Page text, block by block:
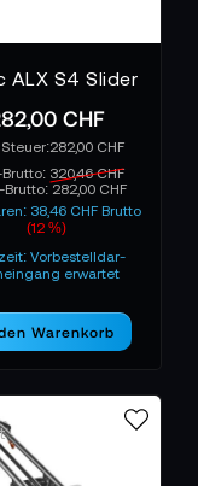
ALX S4 Slider
CHF
282,00 CHF
Brutto: 320,46 CHF
Brutto: 282,00 CHF
38,46 CHF Brutto
(12 %)
Vorbestelldar-
erwartet
Warenkorb